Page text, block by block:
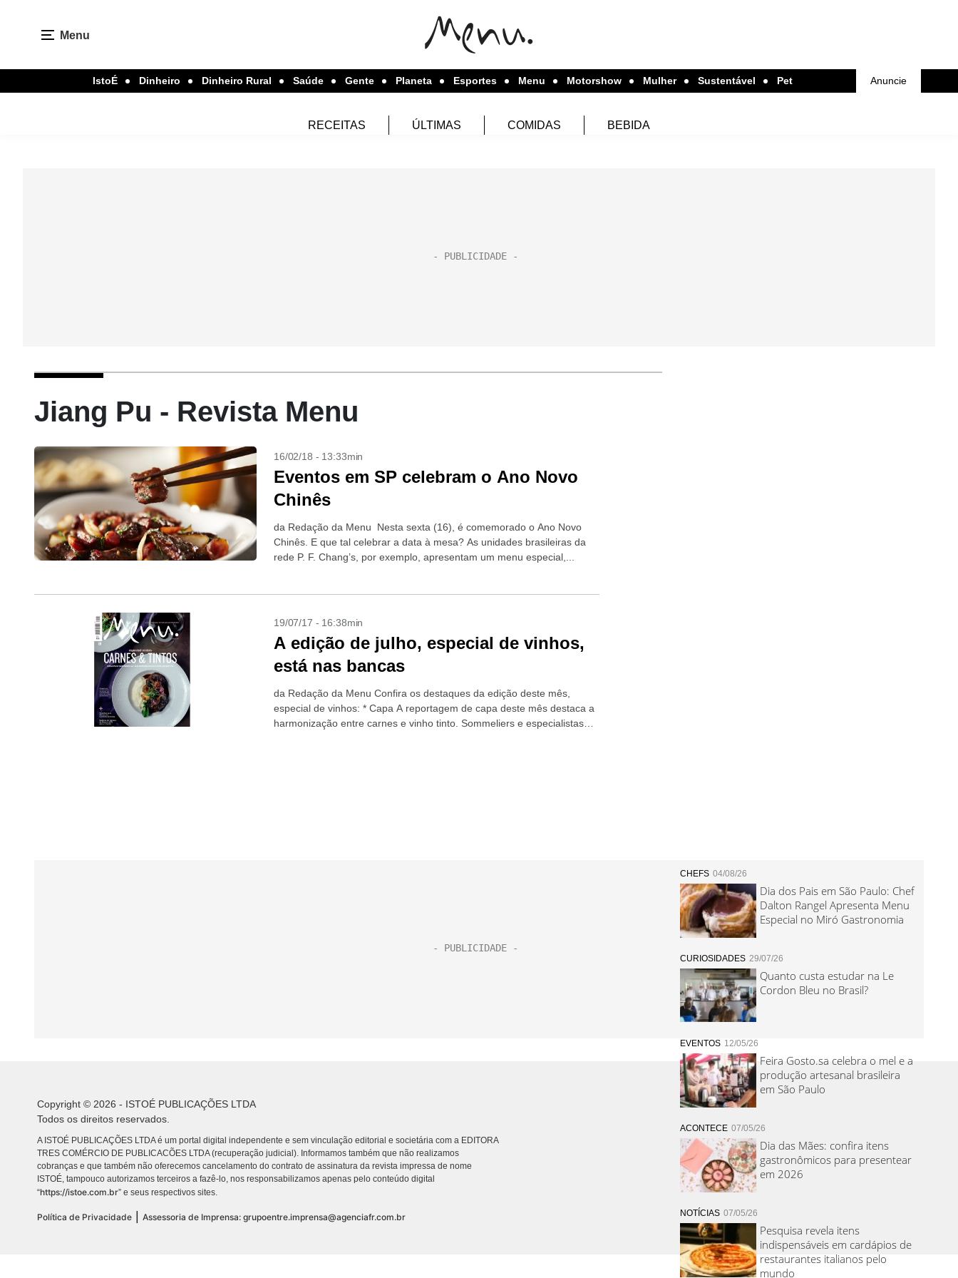
Menu
IstoÉ Dinheiro Dinheiro Rural Saúde Gente Planeta Esportes Menu Motorshow Mulher Sustentável Pet Anuncie
RECEITAS ÚLTIMAS COMIDAS BEBIDA
Jiang Pu - Revista Menu
16/02/18 - 13:33min
Eventos em SP celebram o Ano Novo
Chinês
da Redação da Menu Nesta sexta (16), é comemorado o Ano Novo
Chinês. E que tal celebrar a data à mesa? As unidades brasileiras da
rede P. F. Chang’s, por exemplo, apresentam um menu especial,...
19/07/17 - 16:38min
A edição de julho, especial de vinhos,
está nas bancas
da Redação da Menu Confira os destaques da edição deste mês,
especial de vinhos: * Capa A reportagem de capa deste mês destaca a
harmonização entre carnes e vinho tinto. Sommeliers e especialistas
CHEFS 04/08/26
Dia dos Pais em São Paulo: Chef
Dalton Rangel Apresenta Menu
Especial no Miró Gastronomia
CURIOSIDADES 29/07/26
Quanto custa estudar na Le
Cordon Bleu no Brasil?
EVENTOS 12/05/26
Feira Gosto.sa celebra o mel e a
produção artesanal brasileira
em São Paulo
ACONTECE 07/05/26
Dia das Mães: confira itens
gastronômicos para presentear
em 2026
NOTÍCIAS 07/05/26
Pesquisa revela itens
indispensáveis em cardápios de
restaurantes italianos pelo
mundo
Copyright © 2026 - ISTOÉ PUBLICAÇÕES LTDA
Todos os direitos reservados.
A ISTOÉ PUBLICAÇÕES LTDA é um portal digital independente e sem vinculação editorial e societária com a EDITORA
TRES COMÉRCIO DE PUBLICACÕES LTDA (recuperação judicial). Informamos também que não realizamos
cobranças e que também não oferecemos cancelamento do contrato de assinatura da revista impressa de nome
ISTOÉ, tampouco autorizamos terceiros a fazê-lo, nos responsabilizamos apenas pelo conteúdo digital
“https://istoe.com.br” e seus respectivos sites.
Política de Privacidade Assessoria de Imprensa: grupoentre.imprensa@agenciafr.com.br